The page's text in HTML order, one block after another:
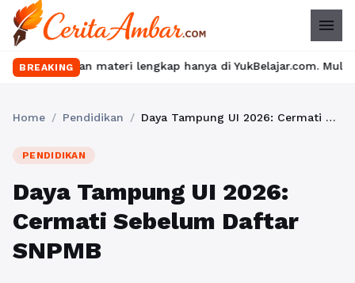
menu
BREAKINGlengkap hanya di YukBelajar.com. Mulai langkah
Home / Pendidikan / Daya Tampung UI 2026: Cermati Sebelum Daftar SNPMB
PENDIDIKAN
Daya Tampung UI 2026:
Cermati Sebelum Daftar
SNPMB